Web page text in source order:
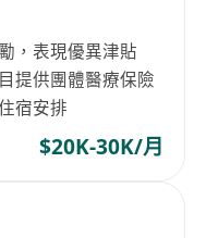
，表現優異津貼
提供團體醫療保險
宿安排
$20K-30K/月